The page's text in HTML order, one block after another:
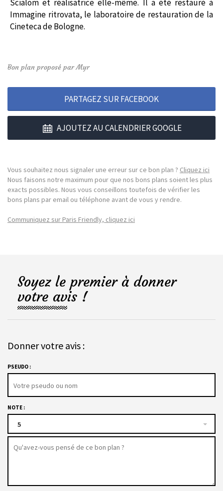
Scialom et réalisatrice elle-même. Il a été restauré à
Immagine ritrovata, le laboratoire de restauration de la
Cineteca de Bologne.
Bon plan proposé par Myr
PARTAGEZ SUR FACEBOOK
AJOUTEZ AU CALENDRIER GOOGLE
Vous souhaitez nous signaler une erreur sur ce bon plan ? Cliquez ici
Nous faisons notre maximum pour que nos bons plans soient les plus
exacts possibles. Nous vous conseillons toutefois de vérifier les
bons plans par email ou téléphone avant de vous y rendre.
Communiquez sur Paris Friendly, cliquez ici
Soyez le premier à donner
votre avis !
Donner votre avis :
PSEUDO :
NOTE :
5